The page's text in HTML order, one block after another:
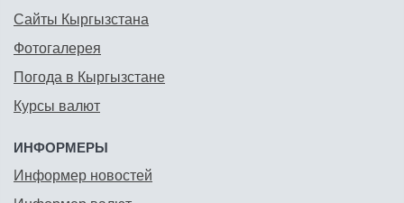
Сайты Кыргызстана
Фотогалерея
Погода в Кыргызстане
Курсы валют
ИНФОРМЕРЫ
Информер новостей